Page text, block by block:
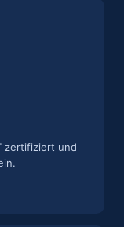
zertifiziert und